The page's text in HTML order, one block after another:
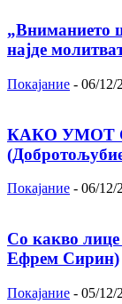
„Вниманието
најде
Покајание - 06/12/
КАКО УМОТ
Покајание - 06/12/
Со какво лице
Ефрем Сирин)
Покајание - 05/12/